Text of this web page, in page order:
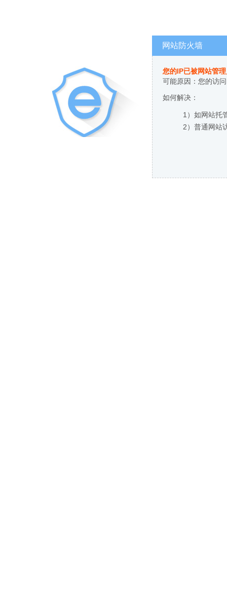
网站防火墙
您的IP已被网站管
可能原因：您的访
如何解决：
1）如网站托
2）普通网站